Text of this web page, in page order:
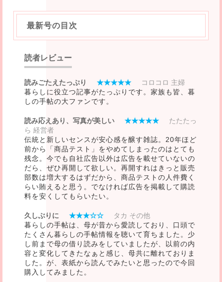
最新号の目次
読者レビュー
読みごたえたっぷり ★★★★★
コロコロ 主婦
暮らしに役立つ記事がたっぷりです。家族も皆、暮
しの手帖の大ファンです。
読み応えあり、写真が美しい ★★★★★
たたたっ
ら 経営者
伝統と新しいセンスが安心感を醸す雑誌。20年ほど
前から「商品テスト」をやめてしまったのはとても
残念。今でも自社広告以外は広告を載せていないの
だら、ぜひ再開して欲しい。再開すれはきっと販売
部数は増大するはずだから、商品テストの人件費く
らい賄えると思う。でなければ広告を掲載して購読
料を安くしてもらいたい。
久しぶりに ★★★☆☆
タカ その他
暮らしの手帖は、母が昔から愛読しており、口頭で
たくさん暮らしの手帖情報を聴いて育ちました。少
し前まで母の借り読みをしていましたが、以前の内
容と変化してきたなぁと感じ、母共に離れておりま
した。が、表紙から読んでみたいと思ったので今回
購入してみました。